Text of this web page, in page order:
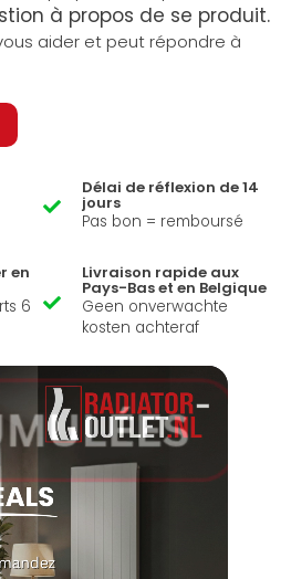
à propos de se produit.
aider et peut répondre à
Délai de réflexion de 14
jours
Pas bon = remboursé
en
6
Livraison rapide aux
Pays-Bas et en Belgique
Geen onverwachte
kosten achteraf